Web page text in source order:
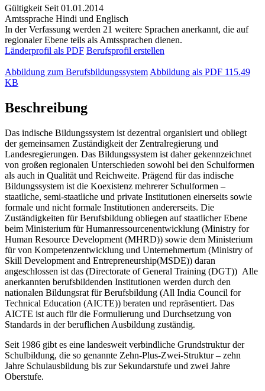
Gültigkeit Seit 01.01.2014
Amtssprache Hindi und Englisch
In der Verfassung werden 21 weitere Sprachen anerkannt, die auf
regionaler Ebene teils als Amtssprachen dienen.
Länderprofil als PDF Berufsprofil erstellen
Abbildung zum Berufsbildungssystem Abbildung als PDF 115.49
KB
Beschreibung
Das indische Bildungssystem ist dezentral organisiert und obliegt
der gemeinsamen Zuständigkeit der Zentralregierung und
Landesregierungen. Das Bildungssystem ist daher gekennzeichnet
von großen regionalen Unterschieden sowohl bei den Schulformen
als auch in Qualität und Reichweite. Prägend für das indische
Bildungssystem ist die Koexistenz mehrerer Schulformen –
staatliche, semi-staatliche und private Institutionen einerseits sowie
formale und nicht formale Institutionen andererseits. Die
Zuständigkeiten für Berufsbildung obliegen auf staatlicher Ebene
beim Ministerium für Humanressourcenentwicklung (Ministry for
Human Resource Development (MHRD)) sowie dem Ministerium
für von Kompetenzentwicklung und Unternehmertum (Ministry of
Skill Development and Entrepreneurship(MSDE)) daran
angeschlossen ist das (Directorate of General Training (DGT)) Alle
anerkannten berufsbildenden Institutionen werden durch den
nationalen Bildungsrat für Berufsbildung (All India Council for
Technical Education (AICTE)) beraten und repräsentiert. Das
AICTE ist auch für die Formulierung und Durchsetzung von
Standards in der beruflichen Ausbildung zuständig.
Seit 1986 gibt es eine landesweit verbindliche Grundstruktur der
Schulbildung, die so genannte Zehn-Plus-Zwei-Struktur – zehn
Jahre Schulausbildung bis zur Sekundarstufe und zwei Jahre
Oberstufe.